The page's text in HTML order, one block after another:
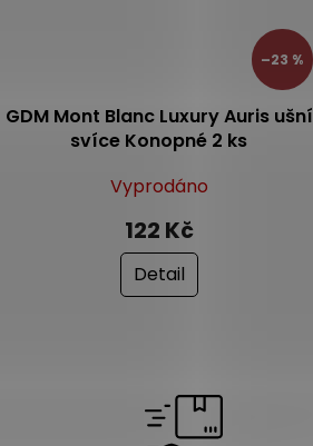
–23 %
GDM Mont Blanc Luxury Auris ušní
svíce Konopné 2 ks
Vyprodáno
122 Kč
Detail
á
d